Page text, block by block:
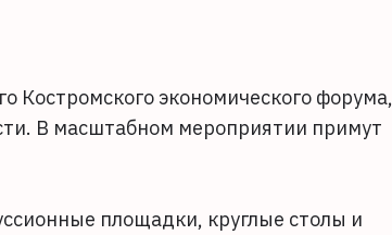
Костромского экономического форума,
В масштабном мероприятии примут
площадки, круглые столы и